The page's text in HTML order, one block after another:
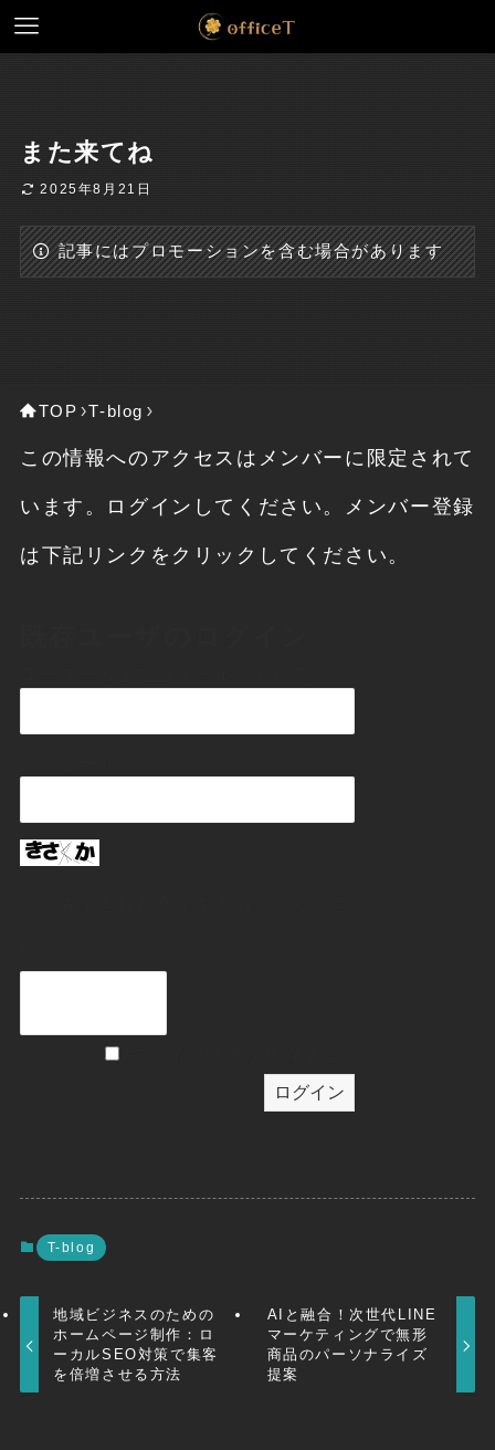
また来てね
2025年8月21日
記事にはプロモーションを含む場合があります
TOP T-blog
この情報へのアクセスはメンバーに限定されて
います。ログインしてください。メンバー登録
は下記リンクをクリックしてください。
T-blog
地域ビジネスのための
ホームページ制作：ロ
ーカルSEO対策で集客
を倍増させる方法
AIと融合！次世代LINE
マーケティングで無形
商品のパーソナライズ
提案